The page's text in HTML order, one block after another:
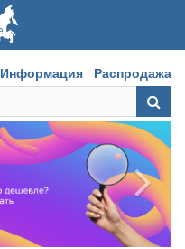
Информация Распродажа